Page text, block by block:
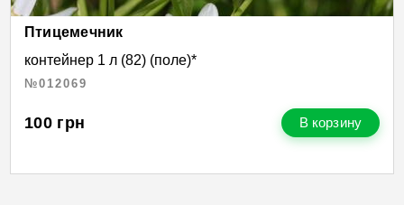
Птицемечник
контейнер 1 л (82) (поле)*
№012069
100 грн В корзину